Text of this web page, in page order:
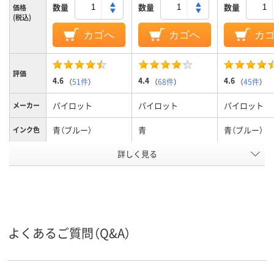
価格
(税込)
数量
カゴへ
数量
カゴへ
数量
カ
評価
4.6 （51件） 4.4 （68件） 4.6 （45件）
メーカー パイロット パイロット パイロット
インク色 青（ブルー） 青 青（ブルー）
0.38mm、0.38ｍｍ 0.5mm 0.5mm、0.5
アスクル
詳しく見る
よくあるご質問（Q&A）